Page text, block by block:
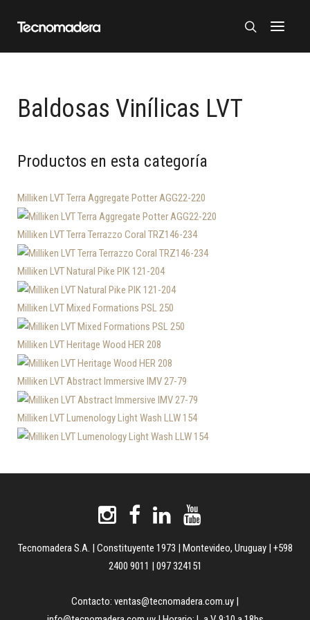
Baldosas Vinílicas LVT
Productos en esta categoría
Milliken LVT Terra Aggregate Potter AGG22-220
Milliken LVT Terra Terrazzo Coral TRZ146-234
Milliken LVT Natural Pike PIK 121-204
Milliken LVT Mixed Formations PSL 250
Milliken LVT Heritage Wood HER 208
Milliken LVT Abstract Immersive IMV 27-79
Milliken LVT Lumenology Light Wash LLW 154
Tecnomadera S.A. | Constituyente 1973 | Montevideo, Uruguay | +598
2400 9011 | 097 324151
Contacto: ventas@tecnomadera.com.uy |